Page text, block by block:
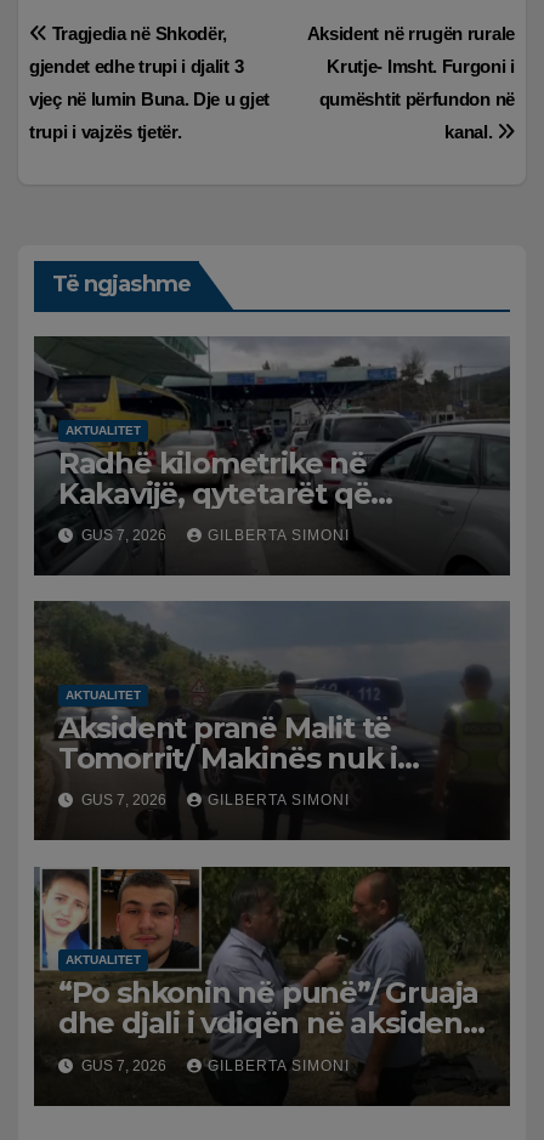
Lëvizje
te
postimet
Aksident në rrugën rurale
Krutje- Imsht. Furgoni i
qumështit përfundon në
kanal.
Tragjedia në Shkodër,
gjendet edhe trupi i djalit 3
vjeç në lumin Buna. Dje u gjet
trupi i vajzës tjetër.
Të ngjashme
AKTUALITET
Radhë kilometrike në
Kakavijë, qytetarët që
kthehen në Shqipëri
bllokohen në temperatura të
larta, pala greke punon me
ritme të ngadalta
GUS 7, 2026 GILBERTA SIMONI
AKTUALITET
Aksident pranë Malit të
Tomorrit/ Makinës nuk i
punuan frenat dhe doli nga
rruga, plagosen 7 persona, dy
në gjendje të rëndë te
Trauma
GUS 7, 2026 GILBERTA SIMONI
AKTUALITET
“Po shkonin në punë”/ Gruaja
dhe djali i vdiqën në aksident,
shqiptari në Greqi prek
zemrat: Humba gjithçka!
GUS 7, 2026 GILBERTA SIMONI